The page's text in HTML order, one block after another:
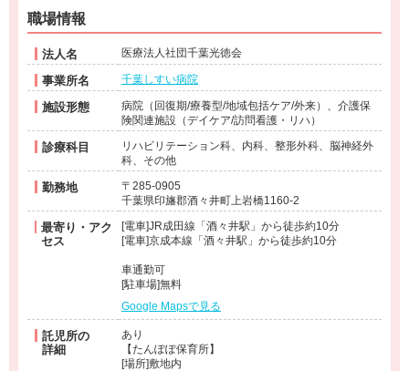
職場情報
法人名 医療法人社団千葉光徳会
事業所名 千葉しすい病院
施設形態
病院（回復期/療養型/地域包括ケア/外来）、介護保
険関連施設（デイケア/訪問看護・リハ）
診療科目
リハビリテーション科、内科、整形外科、脳神経外
科、その他
勤務地
〒285-0905
千葉県印旛郡酒々井町上岩橋1160-2
最寄り・アク
セス
[電車]JR成田線「酒々井駅」から徒歩約10分
[電車]京成本線「酒々井駅」から徒歩約10分
車通勤可
[駐車場]無料
Google Mapsで見る
託児所の
詳細
あり
【たんぽぽ保育所】
[場所]敷地内